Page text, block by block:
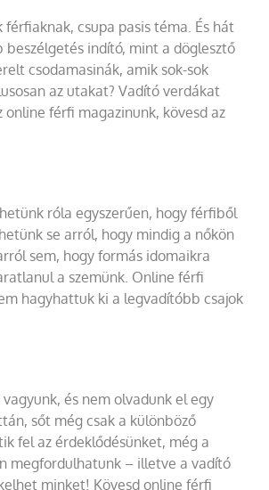
férfiaknak, csupa pasis téma. És hát
beszélgetés indító, mint a döglesztő
csodamasinák, amik sok-sok
az utakat? Vadító verdákat
online férfi magazinunk, kövesd az
róla egyszerűen, hogy férfiből
se arról, hogy mindig a nőkön
sem, hogy formás idomaikra
a szemünk. Online férfi
hagyhattuk ki a legvadítóbb csajok
és nem olvadunk el egy
sőt még csak a különböző
fel az érdeklődésünket, még a
megfordulhatunk – illetve a vadító
minket! Kövesd online férfi